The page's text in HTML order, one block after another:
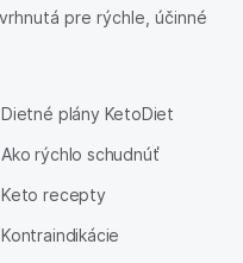
pre rýchle, účinné
Dietné plány KetoDiet
Ako rýchlo schudnúť
Keto recepty
Kontraindikácie